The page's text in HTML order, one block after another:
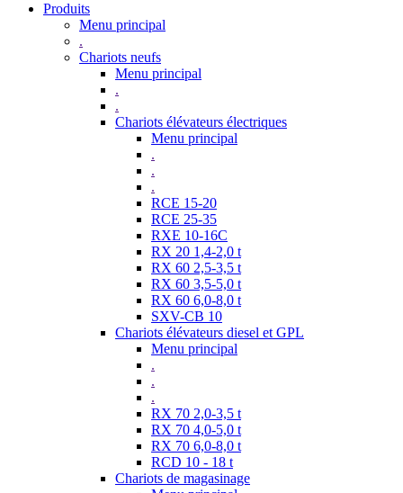
Produits
Menu principal
.
Chariots neufs
Menu principal
.
.
Chariots élévateurs électriques
Menu principal
.
.
.
RCE 15-20
RCE 25-35
RXE 10-16C
RX 20 1,4-2,0 t
RX 60 2,5-3,5 t
RX 60 3,5-5,0 t
RX 60 6,0-8,0 t
SXV-CB 10
Chariots élévateurs diesel et GPL
Menu principal
.
.
.
RX 70 2,0-3,5 t
RX 70 4,0-5,0 t
RX 70 6,0-8,0 t
RCD 10 - 18 t
Chariots de magasinage